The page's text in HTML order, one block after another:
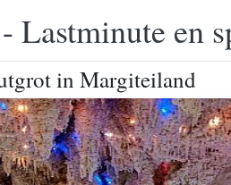
Lastminute en
in Margiteiland